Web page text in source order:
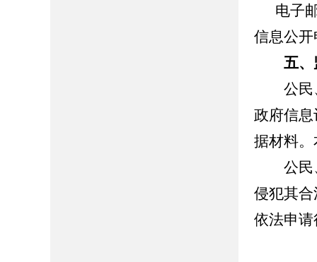
电子邮
信息公
五、
公民、
政府信
据材料
公民、
侵犯其
依法申